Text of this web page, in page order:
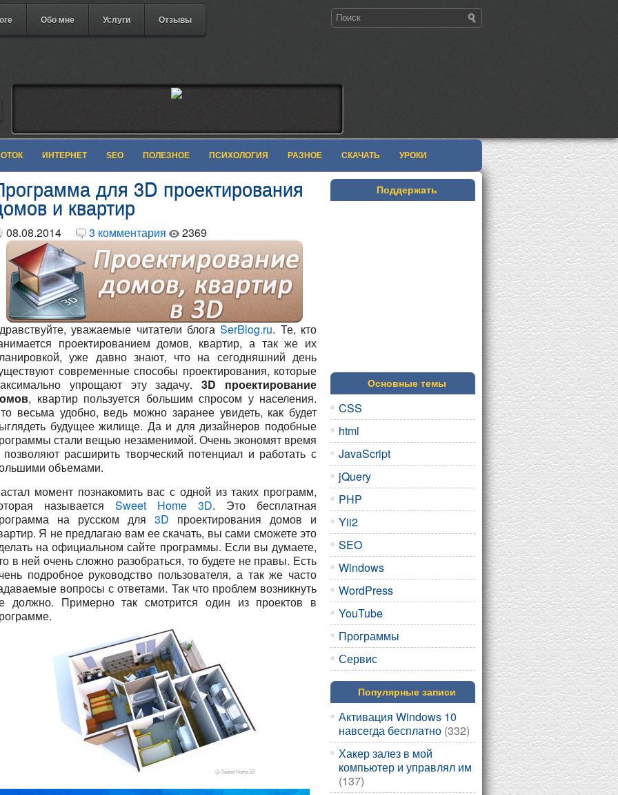
Обо мне Услуги Отзывы
ИНТЕРНЕТ SEO ПОЛЕЗНОЕ ПСИХОЛОГИЯ РАЗНОЕ СКАЧАТЬ УРОКИ
для 3D проектирования
и квартир
08.08.2014 3 комментария 2369
уважаемые читатели блогаSerBlog.ru. Те, кто
проектированием домов, квартир, а так же их
уже давно знают, что на сегодняшний день
современные способы проектирования, которые
упрощают эту задачу.3D проектирование
, квартир пользуется большим спросом у населения.
весьма удобно, ведь можно заранее увидеть, как будет
будущее жилище. Да и для дизайнеров подобные
стали вещью незаменимой. Очень экономят время
расширить творческий потенциал и работать с
объемами.
момент познакомить вас с одной из таких программ,
называется Sweet Home 3D. Это бесплатная
на русском для 3D проектирования домов и
Я не предлагаю вам ее скачать, вы сами сможете это
на официальном сайте программы. Если вы думаете,
в ней очень сложно разобраться, то будете не правы. Есть
подробное руководство пользователя, а так же часто
вопросы с ответами. Так что проблем возникнуть
должно. Примерно так смотрится один из проектов в
Поддержать
Основные темы
CSS
html
JavaScript
jQuery
PHP
Yii2
SEO
Windows
WordPress
YouTube
Программы
Сервис
Популярные записи
Активация Windows 10
навсегда бесплатно (332)
Хакер залез в мой
компьютер и управлял им
(137)